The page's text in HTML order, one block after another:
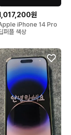
원
iPhone 14 Pro
퍼플 색상